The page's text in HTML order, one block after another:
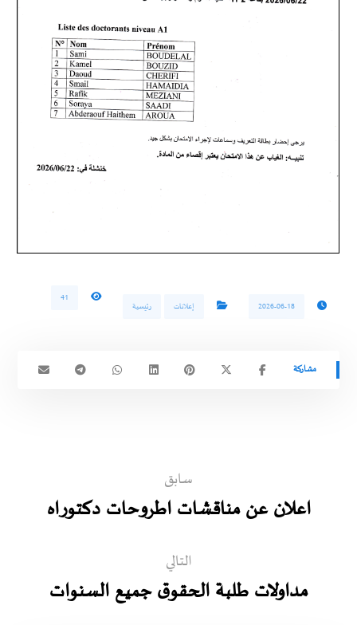
2026-06-18 إعلانات رئيسية
41
سابق
اعلان عن مناقشات اطروحات دكتوراه
التالي
مداولات طلبة الحقوق جميع السنوات